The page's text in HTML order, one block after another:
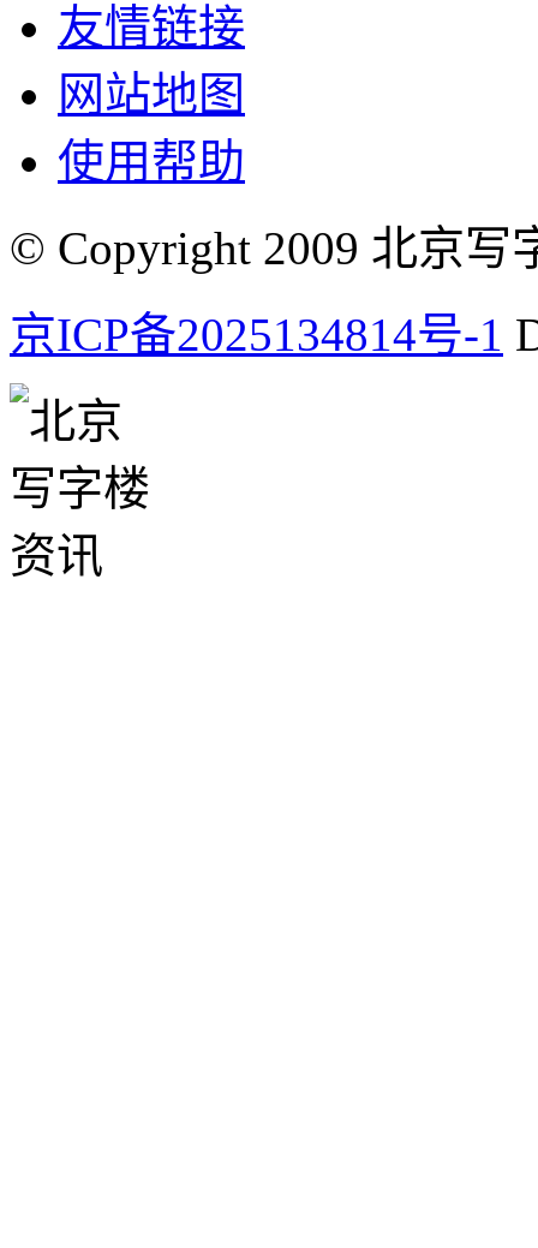
友情链接
网站地图
使用帮助
© Copyright 2009 北京写
京ICP备2025134814号-1